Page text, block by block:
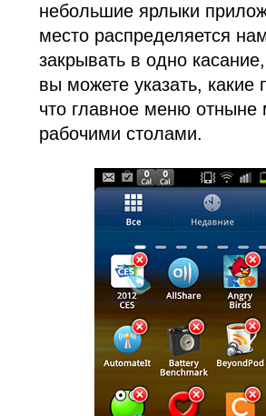
небольшие ярлыки
место распределяется
закрывать в одно
вы можете указать,
что главное меню отныне
рабочими столами.